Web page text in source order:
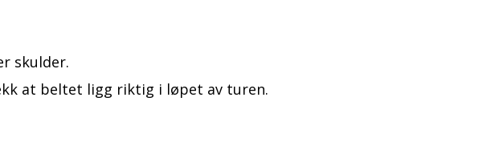
skulder.
at beltet ligg riktig i løpet av turen.